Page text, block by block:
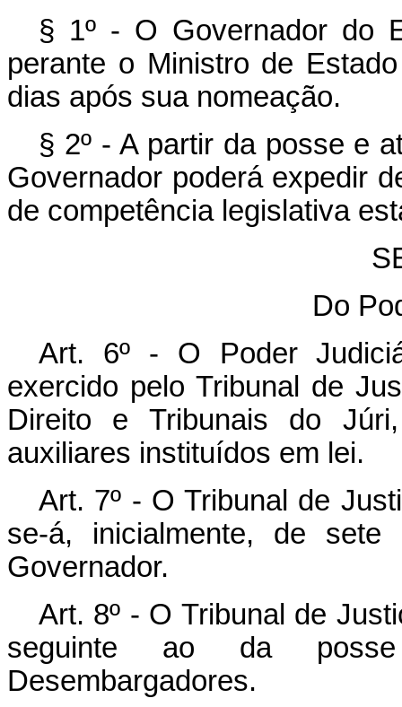
§ 1º - O Governador do
perante o Ministro de
dias após sua nomeação.
§ 2º - A partir da posse e
Governador poderá expedir
de competência legislativa
Do
Art. 6º - O Poder
exercido pelo Tribunal de
Direito e Tribunais do
auxiliares instituídos em lei.
Art. 7º - O Tribunal de
se-á, inicialmente, de sete
Governador.
Art. 8º - O Tribunal de
seguinte ao da
Desembargadores.